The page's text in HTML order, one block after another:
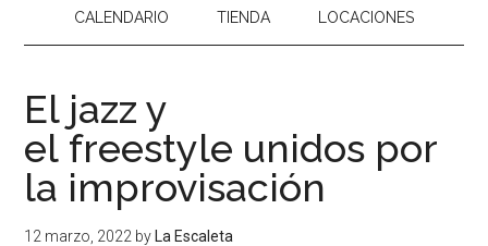
CALENDARIO TIENDA LOCACIONES
El jazz y
el freestyle unidos por
la improvisación
12 marzo, 2022 by La Escaleta